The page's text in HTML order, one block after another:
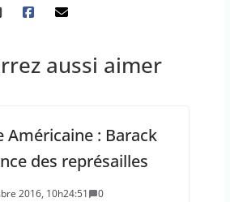
aussi aimer
Américaine : Barack
des représailles
2016, 10h24:51 0